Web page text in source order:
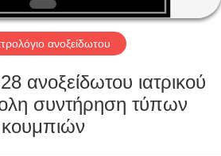
ανοξείδωτου
ανοξείδωτου ιατρικού
συντήρηση τύπων
κουμπιών